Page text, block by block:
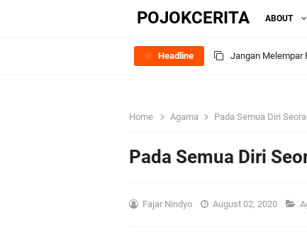
POJOKCERITA ABOUT
Headline Jangan Melempar
Stop
Asuransi
Makna Dibalik
Home Agama Pada Semua Diri
Pada Semua Diri
Fajar Nindyo August 02, 2020